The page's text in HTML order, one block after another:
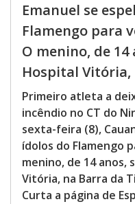
Emanuel se
Flamengo para
O menino, de
Hospital Vitória,
Primeiro atleta a
incêndio no CT do
sexta-feira (8),
ídolos do Flamengo
menino, de 14 anos,
Vitória, na Barra da
Curta a página de